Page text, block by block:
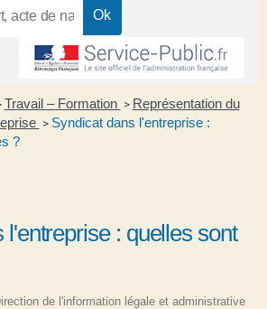
Travail – Formation > Représentation du
> Syndicat dans l'entreprise :
?
l'entreprise : quelles sont
de l'information légale et administrative